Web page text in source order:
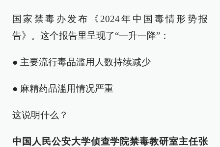
国家禁毒办发布《2024年中国毒情形势报
告》。这个报告里呈现了“一升一降”：
● 主要流行毒品滥用人数持续减少
● 麻精药品滥用情况严重
这说明什么？
中国人民公安大学侦查学院禁毒教研室主任张